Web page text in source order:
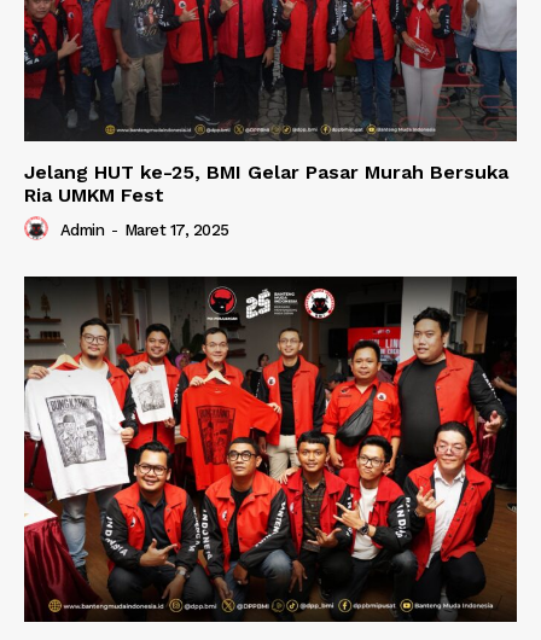
Jelang HUT ke-25, BMI Gelar Pasar Murah Bersuka
Ria UMKM Fest
Admin - Maret 17, 2025